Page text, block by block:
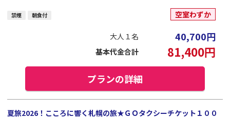
禁煙 朝食付 空室わずか
大人１名 40,700円
基本代金合計 81,400円
プランの詳細
夏旅2026！こころに響く札幌の旅★ＧＯタクシーチケット１００